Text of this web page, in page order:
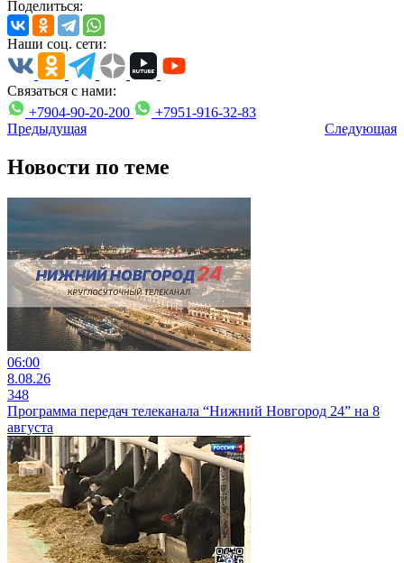
Поделиться:
Наши соц. сети:
Связаться с нами:
+7904-90-20-200
+7951-916-32-83
Предыдущая
Следующая
Новости по теме
06:00
8.08.26
348
Программа передач телеканала “Нижний Новгород 24” на 8
августа